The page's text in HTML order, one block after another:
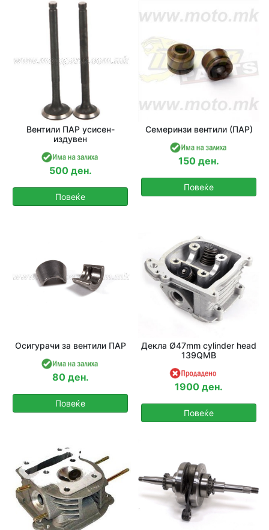
Вентили ПАP усисен-
издувен
500 ден.
Повеќе
Семеринзи вентили (ПАР)
150 ден.
Повеќе
Осигурачи за вентили ПАР
80 ден.
Повеќе
Декла Ø47mm cylinder head
139QMB
1900 ден.
Повеќе